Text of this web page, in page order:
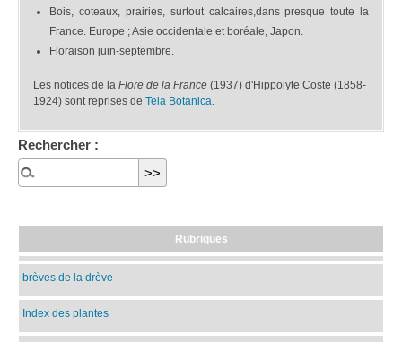
Bois, coteaux, prairies, surtout calcaires,dans presque toute la
France. Europe ; Asie occidentale et boréale, Japon.
Floraison juin-septembre.
Les notices de laFlore de la France (1937) d'Hippolyte Coste (1858-
1924) sont reprises deTela Botanica.
Rechercher :
Rubriques
brèves de la drève
Index des plantes